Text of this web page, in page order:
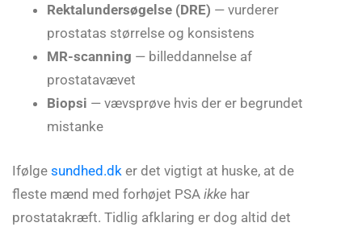
Rektalundersøgelse (DRE) — vurderer
prostatas størrelse og konsistens
MR-scanning — billeddannelse af
prostatavævet
Biopsi — vævsprøve hvis der er begrundet
mistanke
Ifølge sundhed.dk er det vigtigt at huske, at de
fleste mænd med forhøjet PSA ikke har
prostatakræft. Tidlig afklaring er dog altid det